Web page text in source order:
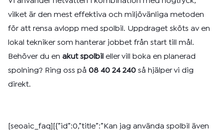
vilket är den mest effektiva och miljövänliga metoden
för att rensa avlopp med spolbil. Uppdraget sköts av en
lokal tekniker som hanterar jobbet från start till mål.
Behöver du en akut spolbil eller vill boka en planerad
spolning? Ring oss på 08 40 24 240 så hjälper vi dig
direkt.
[seoaic_faq][{”id”:0,”title”:”Kan jag använda spolbil även